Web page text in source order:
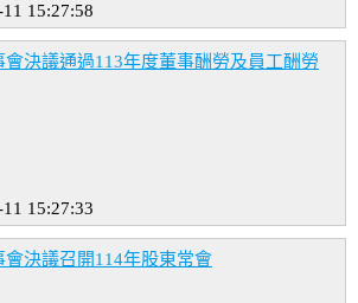
15:27:58
決議通過113年度董事酬勞及員工酬勞
15:27:33
決議召開114年股東常會